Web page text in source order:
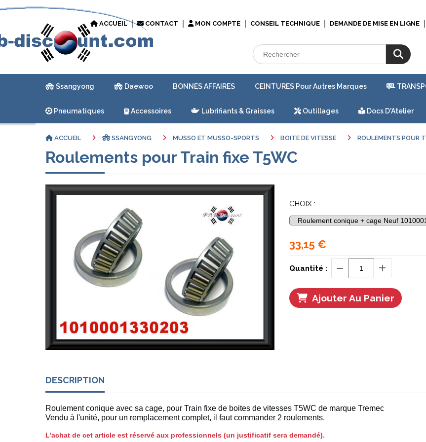
ACCUEIL CONTACT MON COMPTE CONSEIL TECHNIQUE DEMANDE DE MISE EN LIGNE
Ssangyong Daewoo BONNES AFFAIRES CEINTURES Pour Autres Marques
Pneumatiques Accessoires Lubrifiants & Graisses Outillages Docs D'Atelier
ACCUEIL SSANGYONG MUSSO ET MUSSO-SPORTS BOITE DE VITESSE ROULEMENTS POUR
Roulements pour Train fixe T5WC
CHOIX :
33,15 €
Quantité :
Ajouter Au Panier
DESCRIPTION
Roulement conique avec sa cage, pour Train fixe de boites de vitesses T5WC de marque Tremec
Vendu à l'unité, pour un remplacement complet, il faut commander 2 roulements.
L'achat de cet article est réservé aux professionnels (un justificatif sera demandé).